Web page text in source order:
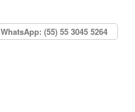
WhatsApp: (55) 55 3045 5264